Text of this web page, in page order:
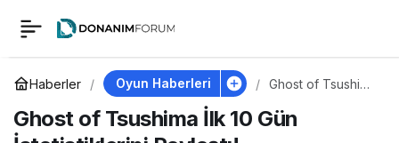
Haberler Oyun Haberleri
Ghost of Tsushima
İstatistiklerini
Paylaştı!
Ghost of Tsushima İlk 10 Gün
Ghost of Tsushima İlk
10 Gün İstatistiklerini
Paylaştı!